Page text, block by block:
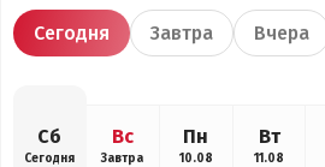
Сегодня Завтра Вчера
Сб
Сегодня
Вс
Завтра
Пн
10.08
Вт
11.08